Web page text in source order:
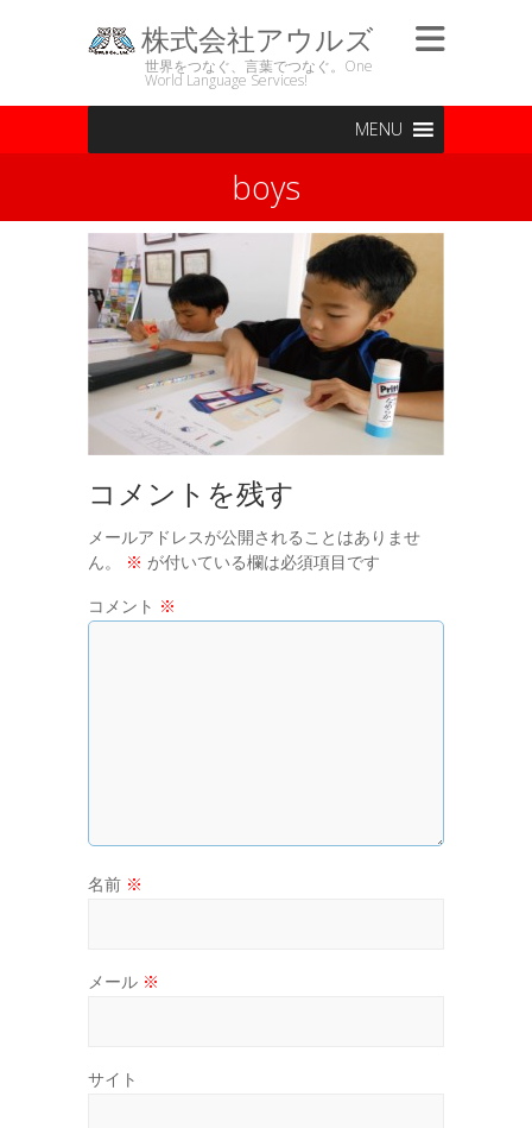
株式会社アウルズ
世界をつなぐ、言葉でつなぐ。One
World Language Services!
MENU
boys
コメントを残す
メールアドレスが公開されることはありませ
ん。
※ が付いている欄は必須項目です
コメント ※
名前 ※
メール ※
サイト